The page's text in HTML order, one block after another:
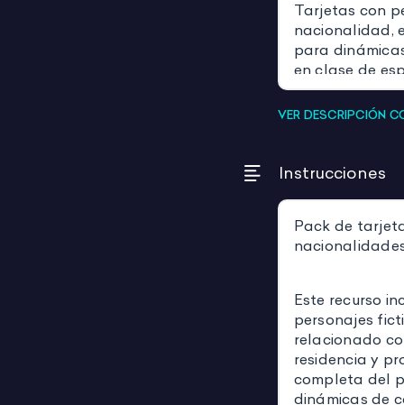
Tarjetas con
nacionalidad,
para
en clase de
VER DESCRIPCIÓN
Instrucciones
Pack de
Este recurso
personajes
relacionado
residencia y
completa del
dinámicas de